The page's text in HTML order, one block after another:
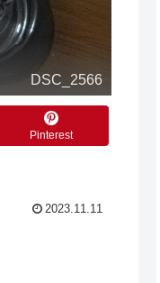
DSC_2566
Pinterest
2023.11.11